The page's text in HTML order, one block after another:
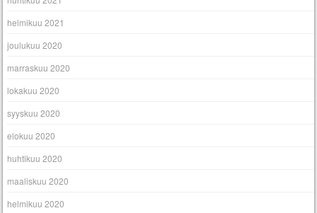
helmikuu 2021
joulukuu 2020
marraskuu 2020
lokakuu 2020
syyskuu 2020
elokuu 2020
huhtikuu 2020
maaliskuu 2020
helmikuu 2020